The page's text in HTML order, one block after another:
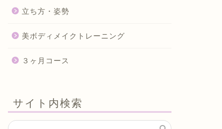
立ち方・姿勢
美ボディメイクトレーニング
３ヶ月コース
サイト内検索